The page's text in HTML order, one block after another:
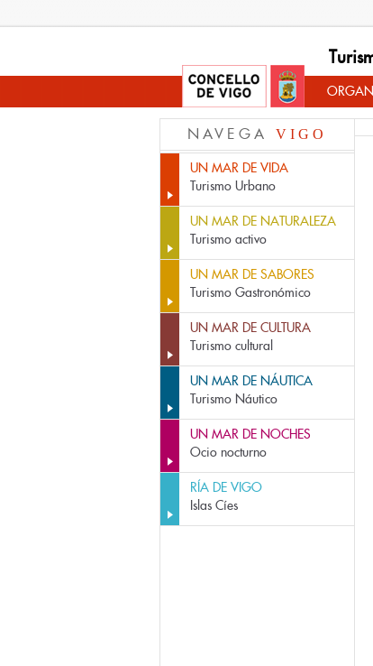
NAVEGA VIGO
UN MAR DE VIDA
Turismo Urbano
UN MAR DE NATURALEZA
Turismo activo
UN MAR DE SABORES
Turismo Gastronómico
UN MAR DE CULTURA
Turismo cultural
UN MAR DE NÁUTICA
Turismo Náutico
UN MAR DE NOCHES
Ocio nocturno
RÍA DE VIGO
Islas Cíes